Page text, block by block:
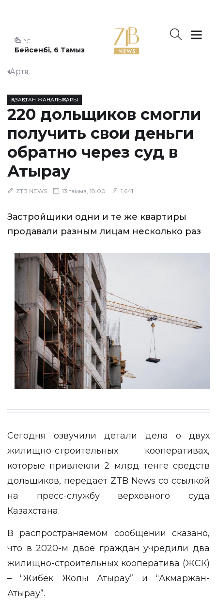
Бейсенбі, 6 Тамыз
°C
Артқа
ҚАЗАҚСТАН ЖАҢАЛЫҚТАРЫ
220 дольщиков смогли
получить свои деньги
обратно через суд в
Атырау
ZTB NEWS 13 тамыз, 18:00 1,641
Застройщики одни и те же квартиры
продавали разным лицам несколько раз
Сегодня озвучили детали дела о двух
жилищно-строительных кооперативах,
которые привлекли 2 млрд тенге средств
дольщиков, передает ZTB News cо ссылкой
на пресс-службуверховного суда
Казахстана.
В распространяемом сообщении сказано,
что в 2020-м двое граждан учредили два
жилищно-строительных кооператива (ЖСК)
– “Жибек Жолы Атырау” и “Акмаржан-
Атырау”.